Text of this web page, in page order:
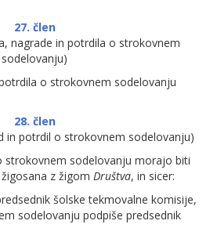
27. člen
nagrade in potrdila o strokovnem
sodelovanju)
o strokovnem sodelovanju
28. člen
in potrdil o strokovnem sodelovanju)
strokovnem sodelovanju morajo biti
z žigom Društva, in sicer:
šolske tekmovalne komisije,
sodelovanju podpiše predsednik